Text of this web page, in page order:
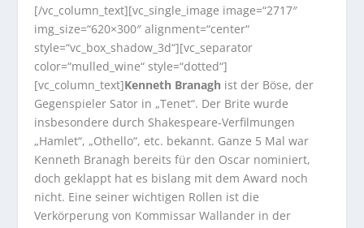
[/vc_column_text][vc_single_image image=“2717″
img_size=“620×300″ alignment=“center“
style=“vc_box_shadow_3d“][vc_separator
color=“mulled_wine“ style=“dotted“]
[vc_column_text]Kenneth Branagh ist der Böse, der
Gegenspieler Sator in „Tenet“. Der Brite wurde
insbesondere durch Shakespeare-Verfilmungen
„Hamlet“, „Othello“, etc. bekannt. Ganze 5 Mal war
Kenneth Branagh bereits für den Oscar nominiert,
doch geklappt hat es bislang mit dem Award noch
nicht. Eine seiner wichtigen Rollen ist die
Verkörperung von Kommissar Wallander in der